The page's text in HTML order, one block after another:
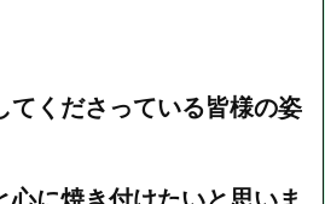
てくださっている皆様の姿